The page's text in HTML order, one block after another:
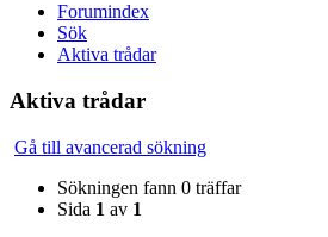
Forumindex
Sök
Aktiva trådar
Aktiva trådar
Gå till avancerad sökning
Sökningen fann 0 träffar
Sida 1 av 1